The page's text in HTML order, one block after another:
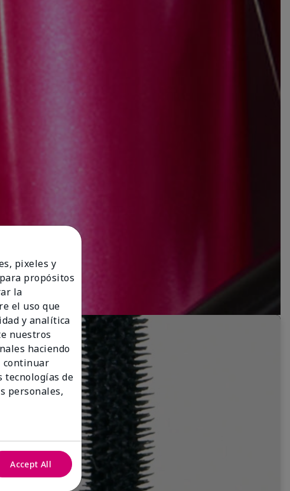
pixeles y
propósitos
la
el uso que
y analítica
nuestros
haciendo
continuar
tecnologías de
personales,
Accept All